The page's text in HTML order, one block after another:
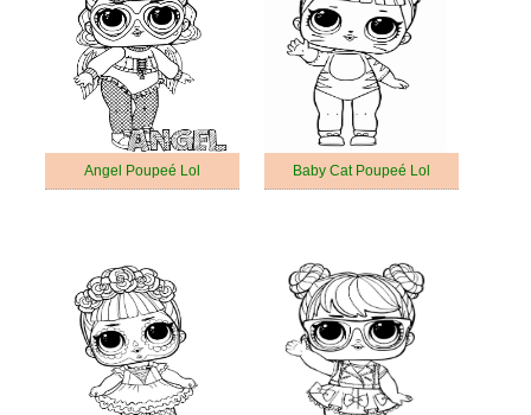
Angel Poupeé Lol Baby Cat Poupeé Lol